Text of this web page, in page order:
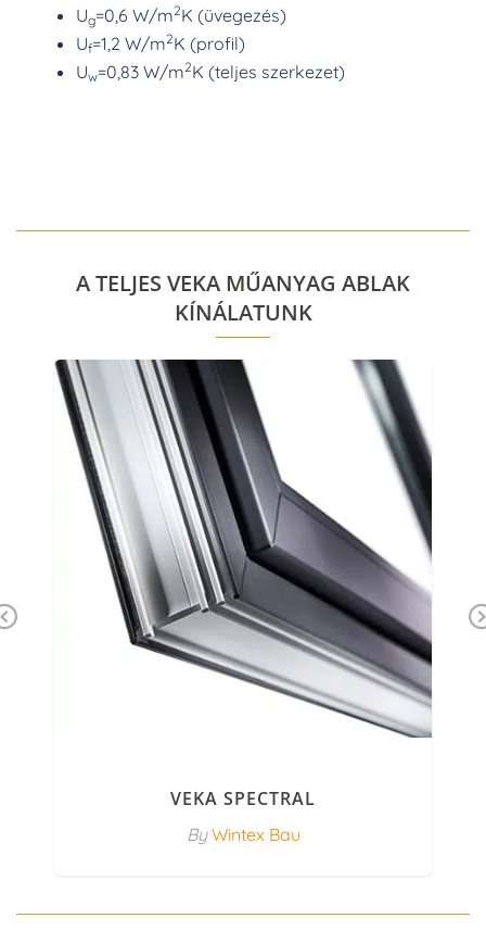
Ug=0,6 W/m2K (üvegezés)
Uf=1,2 W/m2K (profil)
Uw=0,83 W/m2K (teljes szerkezet)
A TELJES VEKA MŰANYAG ABLAK
KÍNÁLATUNK
VEKA SPECTRAL
ByWintex Bau